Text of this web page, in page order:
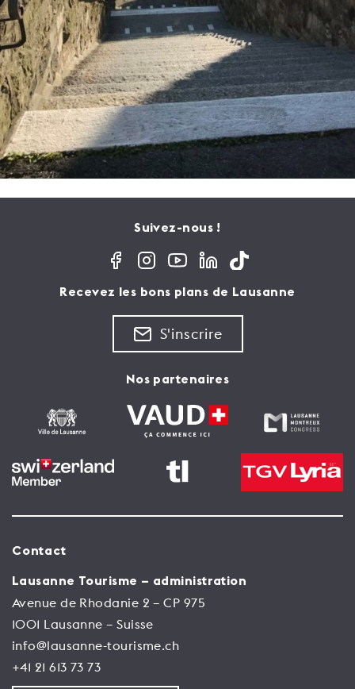
Suivez-nous !
Recevez les bons plans de Lausanne
S'inscrire
Nos partenaires
Contact
Lausanne Tourisme – administration
Avenue de Rhodanie 2 – CP 975
1001 Lausanne – Suisse
info@lausanne-tourisme.ch
+41 21 613 73 73